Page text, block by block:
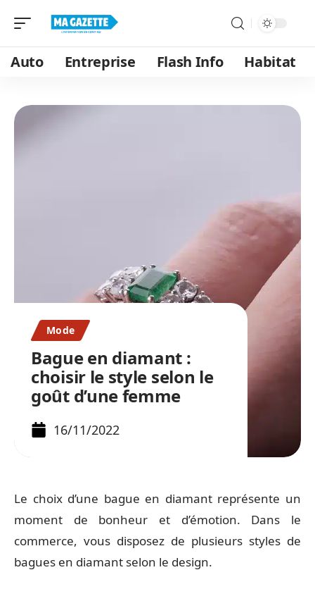
Auto Entreprise Flash Info Habitat
Mode
Bague en diamant :
choisir le style selon le
goût d’une femme
16/11/2022
Le choix d’une bague en diamant représente un
moment de bonheur et d’émotion. Dans le
commerce, vous disposez de plusieurs styles de
bagues en diamant selon le design.